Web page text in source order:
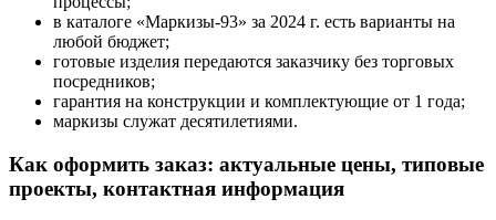
в каталоге «Маркизы-93» за 2024 г. есть варианты на
любой бюджет;
готовые изделия передаются заказчику без торговых
посредников;
гарантия на конструкции и комплектующие от 1 года;
маркизы служат десятилетиями.
Как оформить заказ: актуальные цены, типовые
проекты, контактная информация